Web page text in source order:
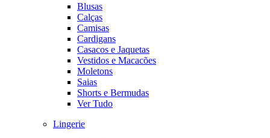
Blusas
Calças
Camisas
Cardigans
Casacos e Jaquetas
Vestidos e Macacões
Moletons
Saias
Shorts e Bermudas
Ver Tudo
Lingerie